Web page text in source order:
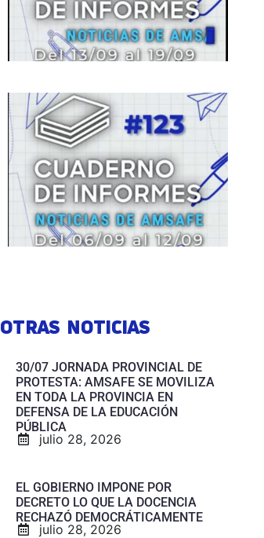
OTRAS NOTICIAS
30/07 JORNADA PROVINCIAL DE
PROTESTA: AMSAFE SE MOVILIZA
EN TODA LA PROVINCIA EN
DEFENSA DE LA EDUCACIÓN
PÚBLICA
julio 28, 2026
EL GOBIERNO IMPONE POR
DECRETO LO QUE LA DOCENCIA
RECHAZÓ DEMOCRÁTICAMENTE
julio 28, 2026